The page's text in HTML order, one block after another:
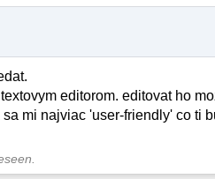
editorom. editovat ho
mi najviac 'user-friendly' co ti